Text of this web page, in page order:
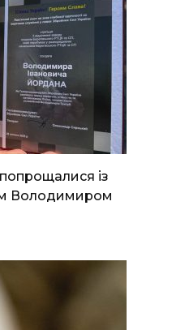
із
Володимиром